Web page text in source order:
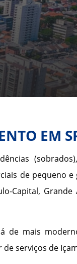
EM
de pequeno
Capital, Grande
de mais
serviços de